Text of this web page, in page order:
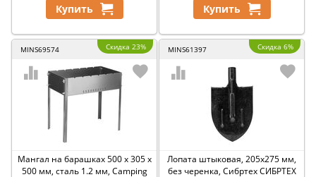
Купить Купить
MINS69574 Скидка 23%
Мангал на барашках 500 х 305 х
500 мм, сталь 1.2 мм, Camping
MINS61397 Скидка 6%
Лопата штыковая, 205х275 мм,
без черенка, Сибртех СИБРТЕХ